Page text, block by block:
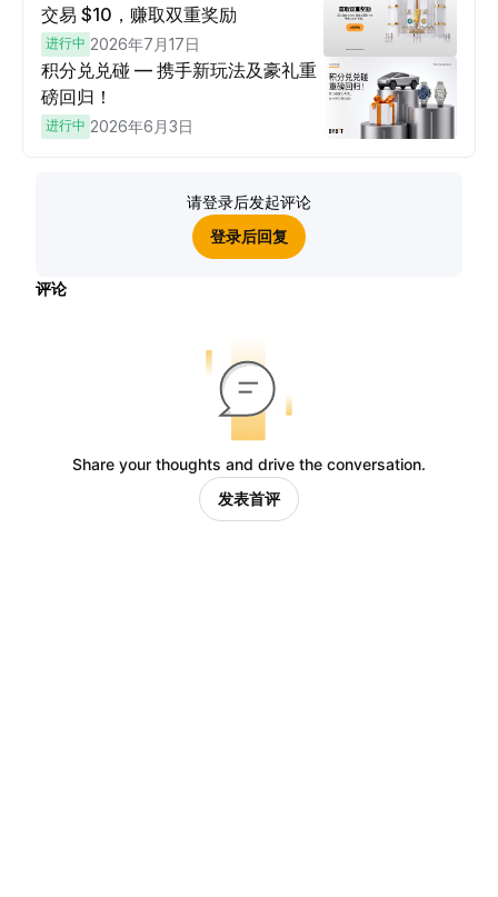
交易 $10，赚取双重奖励
进行中 2026年7月17日
积分兑兑碰 — 携手新玩法及豪礼重
磅回归！
进行中 2026年6月3日
请登录后发起评论
登录后回复
评论
Share your thoughts and drive the conversation.
发表首评